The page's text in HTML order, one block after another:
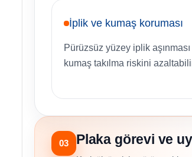
İplik ve kumaş koruması
Pürüzsüz yüzey iplik
kumaş takılma riskini
03 Plaka görevi ve